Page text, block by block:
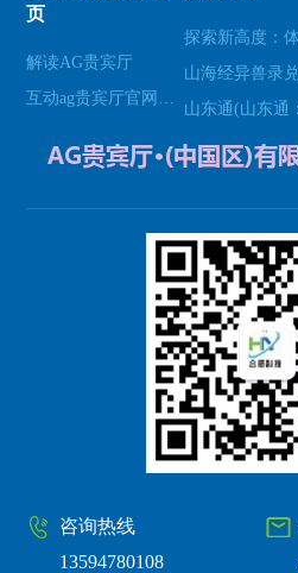
页
解读AG贵宾厅
咨询热线
13594780108